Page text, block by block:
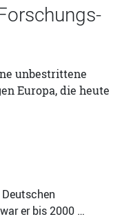
unbestrittene
Europa, die heute
er bis 2000 …